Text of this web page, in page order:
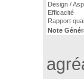
Design /
Efficacité
Rapport
Note